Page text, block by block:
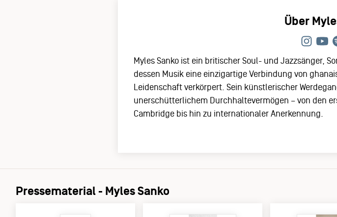
Über
Myles Sanko ist ein britischer Soul- und Jazzsänger,
dessen Musik eine einzigartige Verbindung von
Leidenschaft verkörpert. Sein künstlerischer
unerschütterlichem Durchhaltevermögen – von den
Cambridge bis hin zu internationaler Anerkennung.
Pressematerial - Myles Sanko